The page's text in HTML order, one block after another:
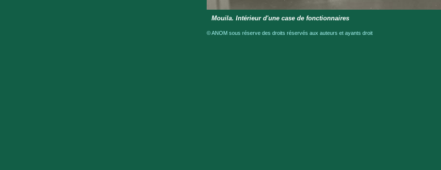
Mouila. Intérieur d'une case de fonctionnaires
© ANOM sous réserve des droits réservés aux auteurs et ayants droit